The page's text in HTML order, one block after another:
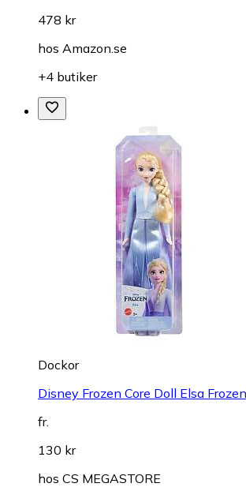
478 kr
hos Amazon.se
+4 butiker
Dockor
Disney Frozen Core Doll Elsa
fr.
130 kr
hos CS MEGASTORE